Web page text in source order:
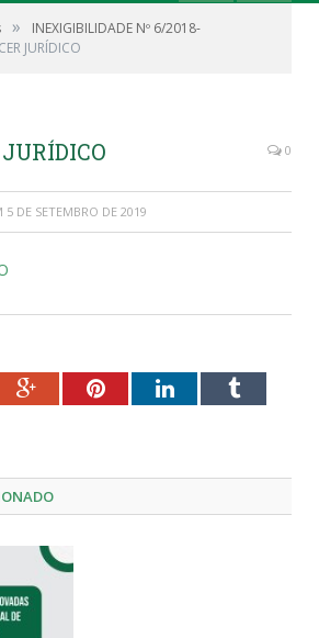
»
INEXIGIBILIDADE Nº 6/2018-
JURÍDICO
0
5 DE SETEMBRO DE 2019
Google+PinterestLinkedInTumblr